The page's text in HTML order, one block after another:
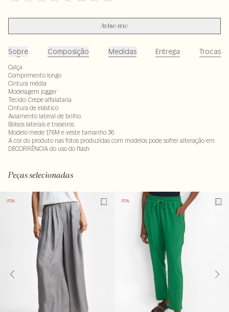
Avise-me
Sobre Composição Medidas Entrega Trocas
Calça
Comprimento longo
Cintura média
Modelagem jogger
Tecido: Crepe alfaiataria
Cintura de elástico
Aviamento lateral de brilho
Bolsos laterais e traseiros
Modelo mede 1,76M e veste tamanho 36
A cor do produto nas fotos produzidas com modelos pode sofrer alteração em
DECORRÊNCIA do uso do flash
Peças selecionadas
-70% -70%